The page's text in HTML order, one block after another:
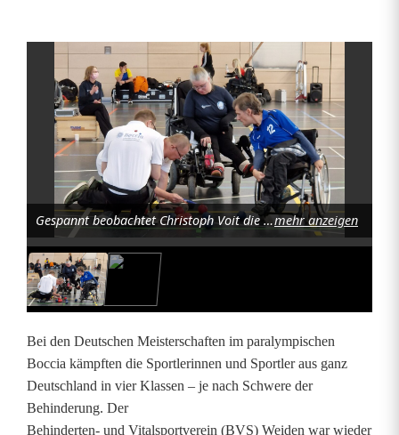
y
m
p
s
c
h
Gespannt beobachtet Christoph Voit die Schiedsrichter bei ihrer “Maßarbeit”. Foto: Martina Weißmehr anzeigen
Bei den Deutschen Meisterschaften im paralympischen
Boccia kämpften die Sportlerinnen und Sportler aus ganz
Deutschland in vier Klassen – je nach Schwere der
Behinderung. Der
Behinderten- und Vitalsportverein (BVS) Weiden war wieder